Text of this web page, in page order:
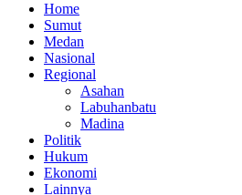
Home
Sumut
Medan
Nasional
Regional
Asahan
Labuhanbatu
Madina
Politik
Hukum
Ekonomi
Lainnya